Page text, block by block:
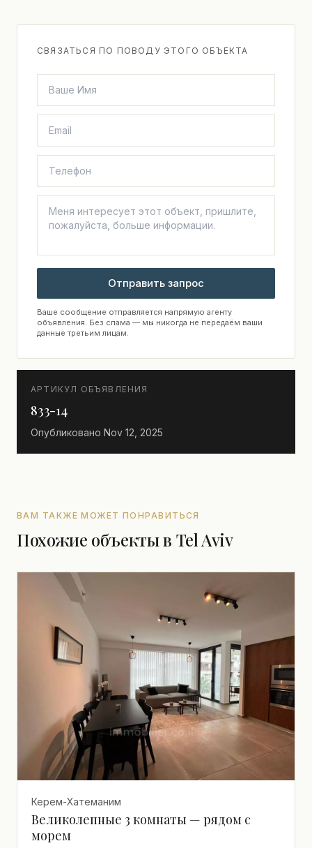
СВЯЗАТЬСЯ ПО ПОВОДУ ЭТОГО ОБЪЕКТА
Отправить запрос
Ваше сообщение отправляется напрямую агенту
объявления. Без спама — мы никогда не передаём ваши
данные третьим лицам.
АРТИКУЛ ОБЪЯВЛЕНИЯ
833-14
Опубликовано Nov 12, 2025
ВАМ ТАКЖЕ МОЖЕТ ПОНРАВИТЬСЯ
Похожие объекты в Tel Aviv
Керем-Хатеманим
Великолепные 3 комнаты — рядом с
морем